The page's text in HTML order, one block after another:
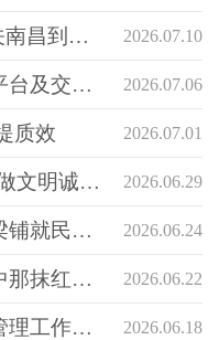
2026.07.10
多辆跨市“黑车”被查！事关南昌到景德镇→
2026.07.06
市交通运输局调研网约车平台及交通运输监控企业
2026.07.01
质效
2026.06.29
服务2026国际陶艺大会 争做文明诚信驾驶员倡议书
2026.06.24
《江西日报》头版报道浮梁铺就民生幸福路
2026.06.22
端午遇暴雨，景德镇人群中那抹红橙蓝，全力守护客运畅行
2026.06.18
市中心城区交通枢纽综合管理工作专班召开端午假期景德镇北站综合管理工作推进会